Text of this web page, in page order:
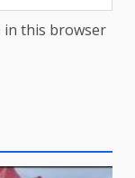
in this browser